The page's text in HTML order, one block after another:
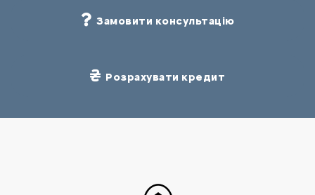
Замовити консультацію
Розрахувати кредит